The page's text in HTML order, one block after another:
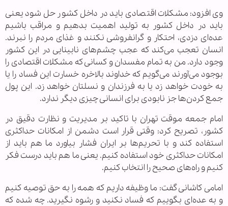
وی افزود: مشکلات اقتصادی باید در داخل کشور حل شود یعنی
باید در داخل کشور به تولید اهمیت بدهیم و مراقب باشیم
عده‌ای دزدی، احتکار و گرانفروشی نکنند و غذای مردم را نبرند.
انسان تعجب می‌کند که عجب چشم‌های نابینایی در این کشور
وجود دارد. من به تمام مفسدان و کسانی که مشکلات اقتصادی را
بوجود می‌آورند می‌گویم که خداوند بالاخره خسارت این فساد را یا
به خودت خواهد زد یا به فرزندان و نسلتان خواهد زد. این پول
جمع کردن‌ها جز نابودی برای انسانی چیزی دیگر ندارد.
امام جمعه موقت تهران با تاکید بر مدیریت و نظارت دقیق در
کشور، تصریح کرد: وقتی قرار است دشمن از امکانات حداکثری
استفاده کند و با تحریم‌ها بر ایران فشار بیاورد ما هم باید از
امکانات حداکثری خود استفاده کنیم. یعنی ما هم باید درست فکر
کنیم و راه‌های صحیح را انتخاب کنیم.
امامی کاشانی گفت: ما وظیفه داریم که همه را به حق توصیه کنیم
و به عده‌ای بگوییم که فساد نکنید و رشوه نگیرید. چه شده که